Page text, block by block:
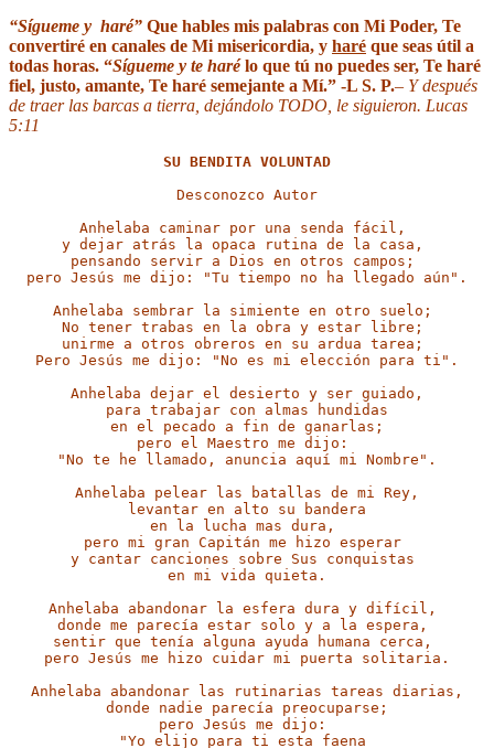
“Sígueme y haré” Que hables mis palabras con Mi Poder, Te
convertiré en canales de Mi misericordia, y haré que seas útil a
todas horas. “Sígueme y te harélo que tú no puedes ser, Te haré
fiel, justo, amante, Te haré semejante a Mí.” -L S. P.– Y después
de traer las barcas a tierra, dejándolo TODO, le siguieron. Lucas
5:11
SU BENDITA VOLUNTAD
Desconozco Autor
Anhelaba caminar por una senda fácil,
pero Jesús me dijo:
"Tu tiempo no ha llegado aún".
Pero Jesús me dijo:
"No es mi elección para ti".
para trabajar con almas hundidas
en el pecado a fin de ganarlas;
"No te he llamado, anuncia aquí mi Nombre".
Anhelaba pelear las batallas de mi Rey,
y cantar canciones sobre Sus conquistas
en mi vida quieta.
pero Jesús me hizo cuidar mi puerta solitaria.
Anhelaba abandonar las rutinarias tareas diarias,